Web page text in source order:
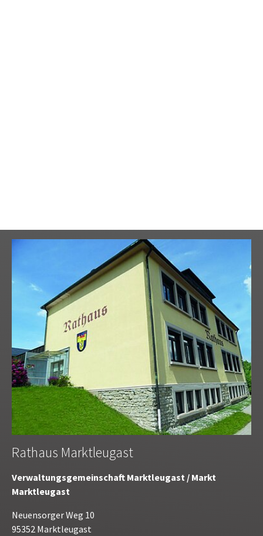
Rathaus Marktleugast
Verwaltungsgemeinschaft Marktleugast / Markt
Marktleugast
Neuensorger Weg 10
95352 Marktleugast